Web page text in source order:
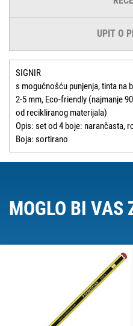
UPIT O
SIGNIR
s mogućnošću punjenja, tinta na
2-5 mm, Eco-friendly (najmanje
od recikliranog materijala)
Opis: set od 4 boje: narančasta,
Boja: sortirano
MOGLO BI VAS